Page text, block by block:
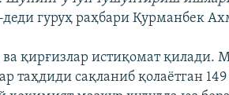
-деди гуруҳ раҳбари Қурманбек
қирғизлар истиқомат қилади.
таҳдиди сақланиб қолаётган